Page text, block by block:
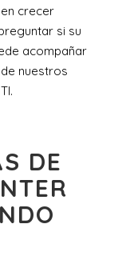
crecer
si su
acompañar
nuestros
DE